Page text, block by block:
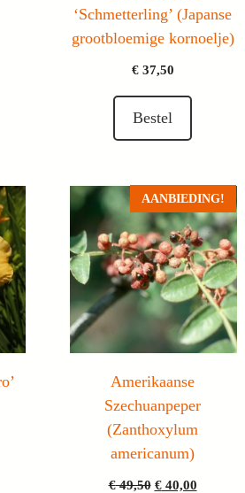
‘Schmetterling’ (Japanse
grootbloemige kornoelje)
€37,50
Bestel
AANBIEDING!
Amerikaanse
Szechuanpeper
(Zanthoxylum
americanum)
€49,50 €40,00Huidige